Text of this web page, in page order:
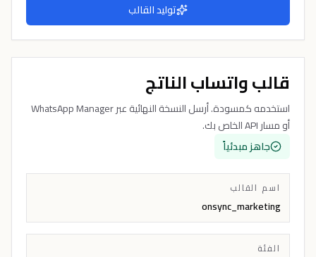
توليد القالب
قالب واتساب الناتج
استخدمه كمسودة. أرسل النسخة النهائية عبر WhatsApp Manager
أو مسار API الخاص بك.
جاهز مبدئياً
اسم القالب
onsync_marketing
الفئة